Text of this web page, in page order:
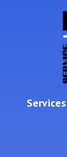
Services